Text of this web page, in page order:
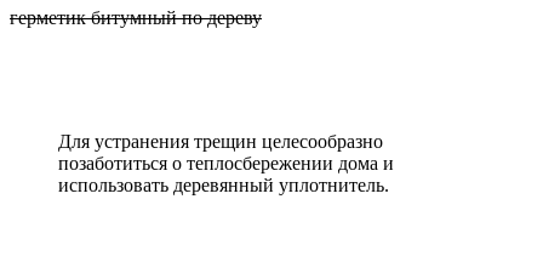
герметик битумный по дереву
Для устранения трещин целесообразно
позаботиться о теплосбережении дома и
использовать деревянный уплотнитель.